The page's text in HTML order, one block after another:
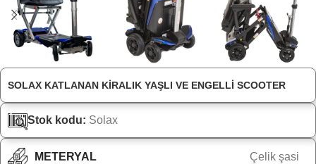
SOLAX KATLANAN KIRALIK YAŞLI VE ENGELLI SCOOTER
Stok kodu: Solax
METERYAL Çelik şasi